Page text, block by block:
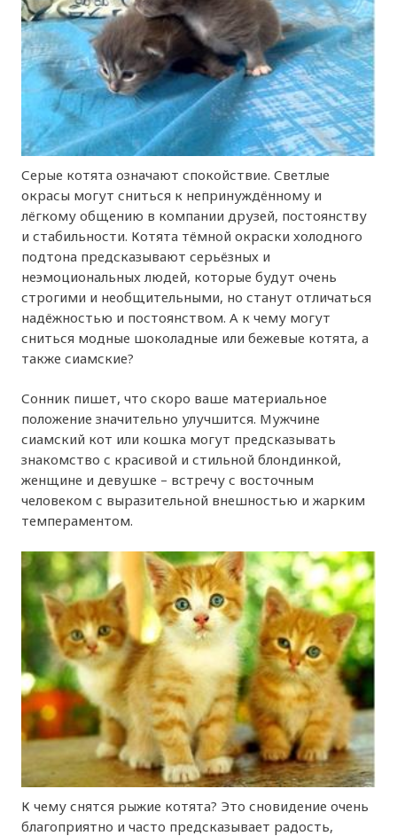
Серые котята означают спокойствие. Светлые
окрасы могут сниться к непринуждённому и
лёгкому общению в компании друзей, постоянству
и стабильности. Котята тёмной окраски холодного
подтона предсказывают серьёзных и
неэмоциональных людей, которые будут очень
строгими и необщительными, но станут отличаться
надёжностью и постоянством. А к чему могут
сниться модные шоколадные или бежевые котята, а
также сиамские?
Сонник пишет, что скоро ваше материальное
положение значительно улучшится. Мужчине
сиамский кот или кошка могут предсказывать
знакомство с красивой и стильной блондинкой,
женщине и девушке – встречу с восточным
человеком с выразительной внешностью и жарким
темпераментом.
К чему снятся рыжие котята? Это сновидение очень
благоприятно и часто предсказывает радость,